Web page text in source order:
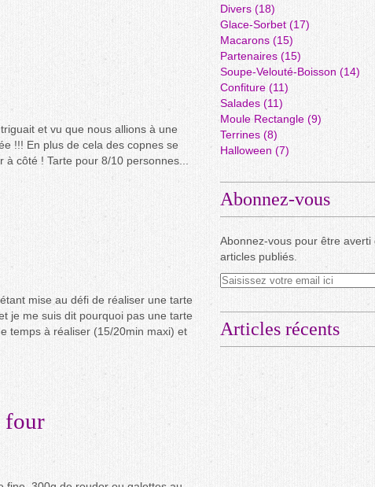
et vu que nous allions à une
!!! En plus de cela des copnes se
côté ! Tarte pour 8/10 personnes...
mise au défi de réaliser une tarte
je me suis dit pourquoi pas une tarte
temps à réaliser (15/20min maxi) et
four
Divers (18)
Glace-Sorbet(17)
Macarons (15)
Partenaires (15)
Soupe-Velouté-Boisson (14)
Confiture (11)
Salades (11)
Moule Rectangle (9)
Terrines (8)
Halloween (7)
Abonnez-vous
Abonnez-vous pour être averti
articles publiés.
Articles récents